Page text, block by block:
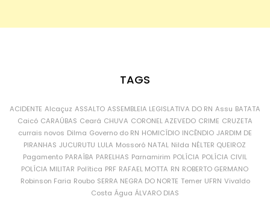
TAGS
ACIDENTE Alcaçuz ASSALTO ASSEMBLEIA LEGISLATIVA DO RN Assu BATATA
Caicó CARAÚBAS Ceará CHUVA CORONEL AZEVEDO CRIME CRUZETA
currais novos Dilma Governo do RN HOMICÍDIO INCÊNDIO JARDIM DE
PIRANHAS JUCURUTU LULA Mossoró NATAL Nilda NÉLTER QUEIROZ
Pagamento PARAÍBA PARELHAS Parnamirim POLÍCIA POLÍCIA CIVIL
POLÍCIA MILITAR Política PRF RAFAEL MOTTA RN ROBERTO GERMANO
Robinson Faria Roubo SERRA NEGRA DO NORTE Temer UFRN Vivaldo
Costa Água ÁLVARO DIAS